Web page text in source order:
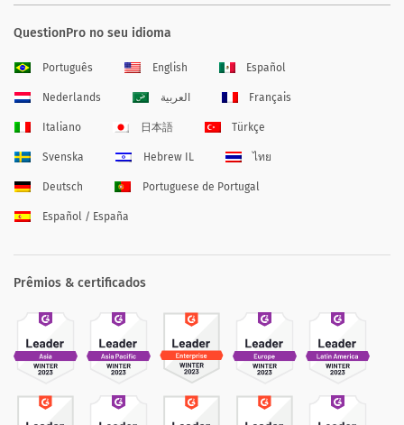
QuestionPro no seu idioma
Português English Español
Nederlands العربية Français
Italiano 日本語 Türkçe
Svenska Hebrew IL ไทย
Deutsch Portuguese de Portugal
Español / España
Prêmios & certificados